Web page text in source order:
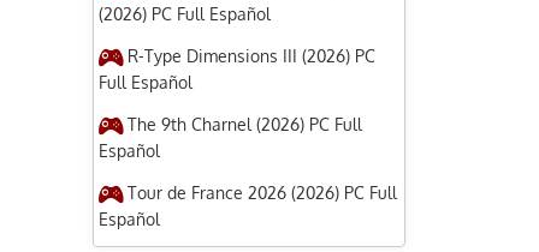
(2026) PC Full Español
R-Type Dimensions III (2026) PC
Full Español
The 9th Charnel (2026) PC Full
Español
Tour de France 2026 (2026) PC Full
Español